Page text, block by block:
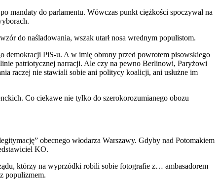
mandaty do parlamentu. Wówczas punkt ciężkości spoczywał na
do naśladowania, wszak utarł nosa wrednym populistom.
demokracji PiS-u. A w imię obrony przed powrotem pisowskiego
patriotycznej narracji. Ale czy na pewno Berlinowi, Paryżowi
raczej nie stawiali sobie ani politycy koalicji, ani usłużne im
Co ciekawe nie tylko do szerokorozumianego obozu
obecnego włodarza Warszawy. Gdyby nad Potomakiem
KO.
którzy na wyprzódki robili sobie fotografie z… ambasadorem
populizmem.